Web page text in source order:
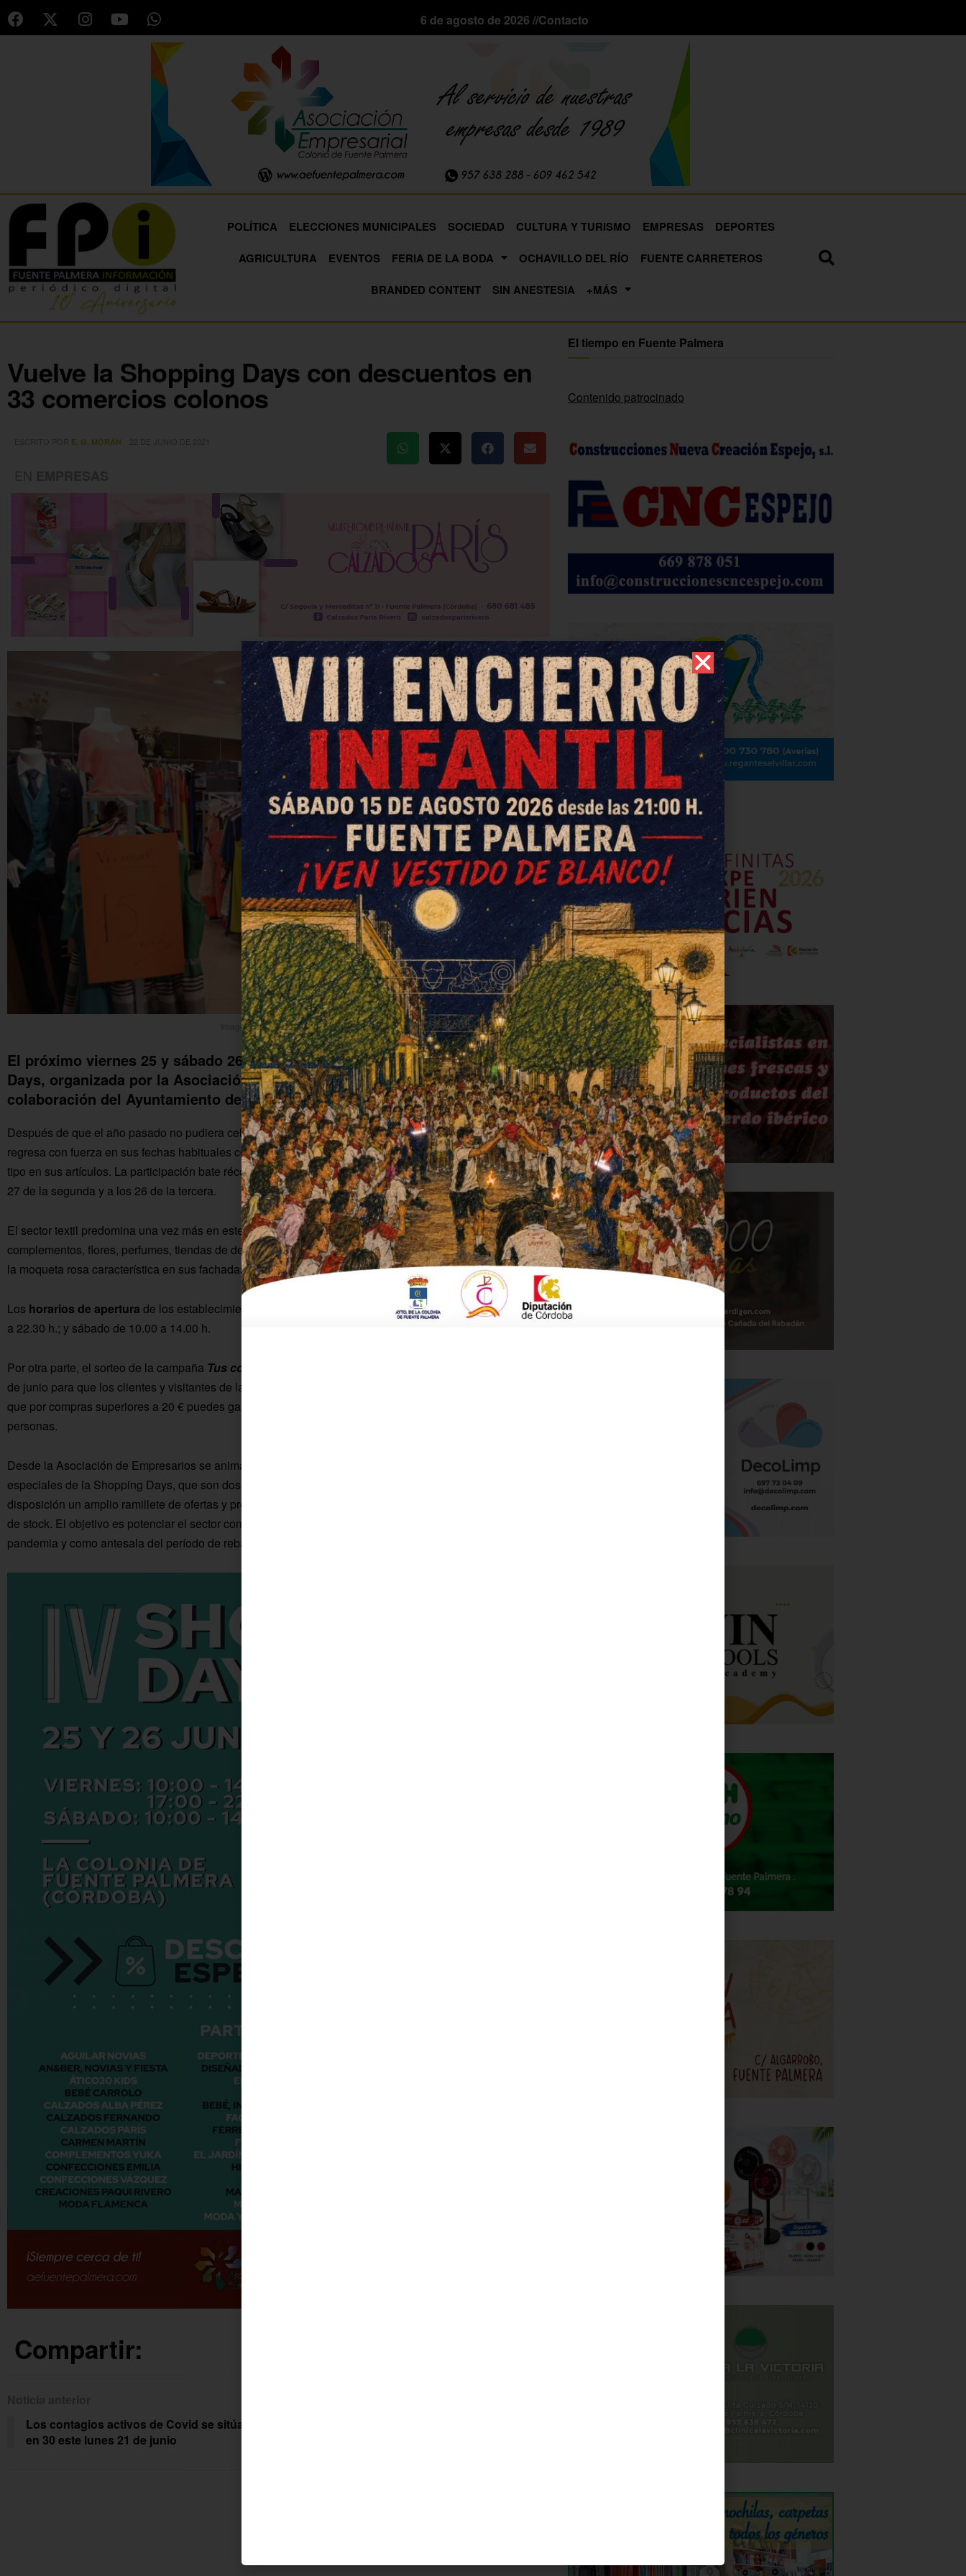
6 de agosto de 2026 //Contacto
POLÍTICA ELECCIONES MUNICIPALES SOCIEDAD CULTURA Y TURISMO EMPRESAS
DEPORTES
AGRICULTURA
EVENTOS FERIA DE LA BODA OCHAVILLO DEL RÍO
FUENTE CARRETEROS
BRANDED CONTENT
SIN ANESTESIA +MÁS
Vuelve la Shopping Days con descuentos en
33 comercios colonos
E. G. MORÁN
Imagen I Shopping Days 2017
El próximo viernes 25 y sábado 26 se celebra la IV edición de la Shopping
Days, organizada por la Asociación de Empresarios de Fuente Palmera con la
colaboración del Ayuntamiento de la Colonia y de la Diputación Provincial.
Después de que el año pasado no pudiera celebrarse a consecuencia de la pandemia, la Shopping Days
regresa con fuerza en sus fechas habituales con 33 establecimientos que ofrecerán descuentos de todo
tipo en sus artículos. La participación bate récord superando a los 22 comercios de la primera edición, a los
27 de la segunda y a los 26 de la tercera.
El sector textil predomina una vez más en este evento, en el que también encontramos zapatería,
complementos, flores, perfumes, tiendas de deportes y hasta una ferretería. Todos ellos se identificarán con
la moqueta rosa característica en sus fachadas.
Los horarios de apertura de los establecimientos participantes serán: viernes de 10.00 a 14.00 y de 17.00
a 22.30 h.; y sábado de 10.00 a 14.00 h.
Por otra parte, el sorteo de la campaña Tus compras tienen un destino
de junio para que los clientes y visitantes de la IV Shopping Days puedan participar en ella. Recordamos
que por compras superiores a 20 € puedes ganar uno de los cuatro viajes de fin de semana para dos
personas.
Desde la Asociación de Empresarios se anima a la ciudadanía a visitar y aprovechar los descuentos
especiales de la Shopping Days, que son dos días de compras fuera de lo común porque se pone a
disposición un amplio ramillete de ofertas y promociones especiales, tanto en artículos de temporada como
de stock. El objetivo es potenciar el sector comercial de Fuente Palmera después de un año tan duro por la
pandemia y como antesala del período de rebajas veraniego.
Compartir:
Los contagios activos de Covid se sitúan
en 30 este lunes 21 de junio
El tiempo en Fuente Palmera
Contenido patrocinado